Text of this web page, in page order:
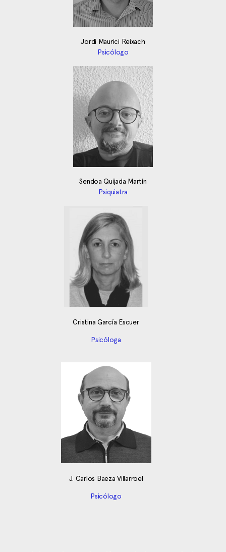
Jordi Maurici Reixach
Psicólogo
Sendoa Quijada Martín
Psiquiatra
Cristina García Escuer
Psicóloga
J. Carlos Baeza Villarroel
Psicólogo